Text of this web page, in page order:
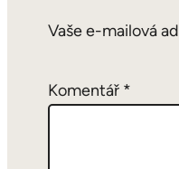
Vaše e-mailová
Komentář *